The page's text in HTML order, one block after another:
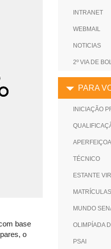
base
o
INTRANET
WEBMAIL
NOTICIAS
2º VIA DE
PARA
INICIAÇÃO
TÉCNICO
ESTANTE
MUNDO
OLIMPÍADA
PSAI